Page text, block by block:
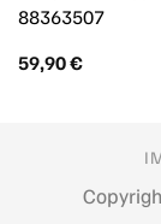
88363507
59,90€